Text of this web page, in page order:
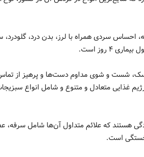
احساس سردی همراه با لرز، بدن درد،
۴ روز است.
شست و شوی مداوم دست‌ها و پرهیز از تماس
غذایی متعادل و متنوع و شامل انواع
هستند که علائم متداول آن‌ها شامل سرفه،
خستگی است.